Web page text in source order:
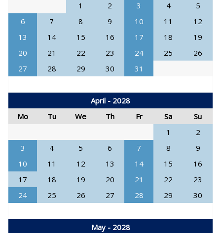
1
2 3 4
5
6
7 8 9 10 11
12
13
14 15 16 17 18
19
20
21 22 23 24 25
26
27
28 29 30 31
April - 2028
Mo
Tu We Th Fr Sa
Su
1
2
3
4 5 6 7 8
9
10
11 12 13 14 15
16
17
18 19 20 21 22
23
24
25 26 27 28 29 30
May - 2028